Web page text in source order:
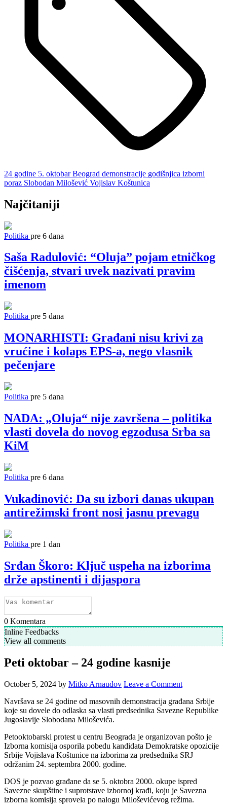
24 godine 5. oktobar Beograd demonstracije godišnjica izborni
poraz Slobodan Milošević Vojislav Koštunica
Najčitaniji
Politika pre 6 dana
Saša Radulović: “Oluja” pojam etničkog
čišćenja, stvari uvek nazivati pravim
imenom
Politika pre 5 dana
MONARHISTI: Građani nisu krivi za
vrućine i kolaps EPS-a, nego vlasnik
pečenjare
Politika pre 5 dana
NADA: „Oluja“ nije završena – politika
vlasti dovela do novog egzodusa Srba sa
KiM
Politika pre 6 dana
Vukadinović: Da su izbori danas ukupan
antirežimski front nosi jasnu prevagu
Politika pre 1 dan
Srđan Škoro: Ključ uspeha na izborima
drže apstinenti i dijaspora
0 Komentara
Inline Feedbacks
View all comments
Peti oktobar – 24 godine kasnije
October 5, 2024 by Mitko Arnaudov Leave a Comment
Navršava se 24 godine od masovnih demonstracija građana Srbije
koje su dovele do odlaska sa vlasti predsednika Savezne Republike
Jugoslavije Slobodana Miloševića.
Petooktobarski protest u centru Beograda je organizovan pošto je
Izborna komisija osporila pobedu kandidata Demokratske opozicije
Srbije Vojislava Koštunice na izborima za predsednika SRJ
održanim 24. septembra 2000. godine.
DOS je pozvao građane da se 5. oktobra 2000. okupe ispred
Savezne skupštine i suprotstave izbornoj krađi, koju je Savezna
izborna komisija sprovela po nalogu Miloševićevog režima.